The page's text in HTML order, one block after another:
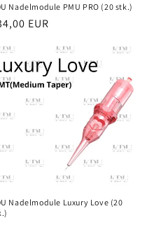
Nadelmodule PMU PRO (20 stk.)
EUR
Nadelmodule Luxury Love (20